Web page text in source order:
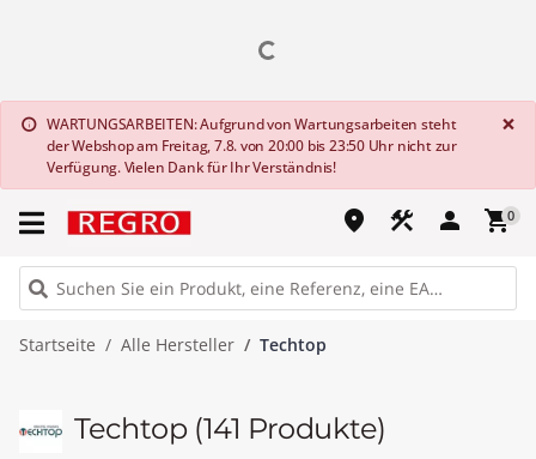
info WARTUNGSARBEITEN: Aufgrund von Wartungsarbeiten steht
der Webshop am Freitag, 7.8. von 20:00 bis 23:50 Uhr nicht zur
Verfügung. Vielen Dank für Ihr Verständnis!
×
place construction person shopping_cart0
Startseite Alle Hersteller Techtop
Techtop (141 Produkte)